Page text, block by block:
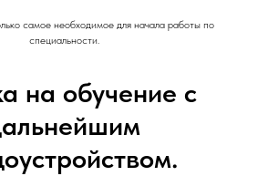
самое необходимое для начала работы по
специальности.
на обучение с